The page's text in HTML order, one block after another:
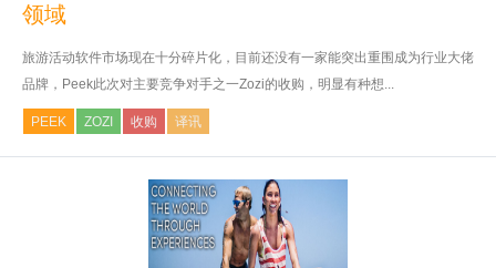
领域
旅游活动软件市场现在十分碎片化，目前还没有一家能突出重围成为行业大佬
品牌，Peek此次对主要竞争对手之一Zozi的收购，明显有种想...
PEEK ZOZI 收购 译讯